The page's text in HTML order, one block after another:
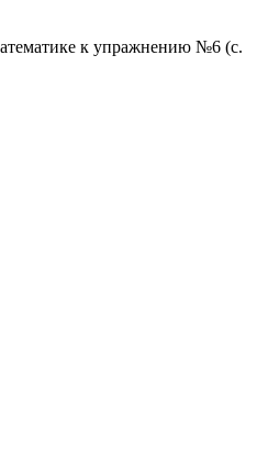
к упражнению №6 (с.